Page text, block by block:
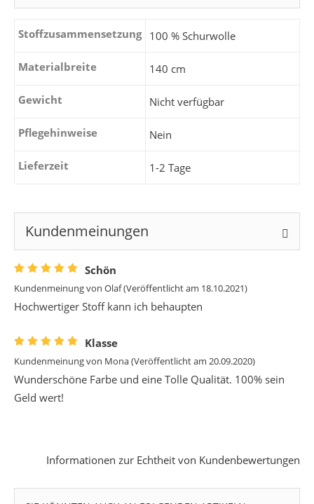
Stoffzusammensetzung 100 % Schurwolle
Materialbreite 140 cm
Gewicht Nicht verfügbar
Pflegehinweise Nein
Lieferzeit 1-2 Tage
Kundenmeinungen
Schön
Kundenmeinung von Olaf(Veröffentlicht am 18.10.2021)
Hochwertiger Stoff kann ich behaupten
Klasse
Kundenmeinung von Mona(Veröffentlicht am 20.09.2020)
Wunderschöne Farbe und eine Tolle Qualität. 100% sein
Geld wert!
Informationen zur Echtheit von Kundenbewertungen